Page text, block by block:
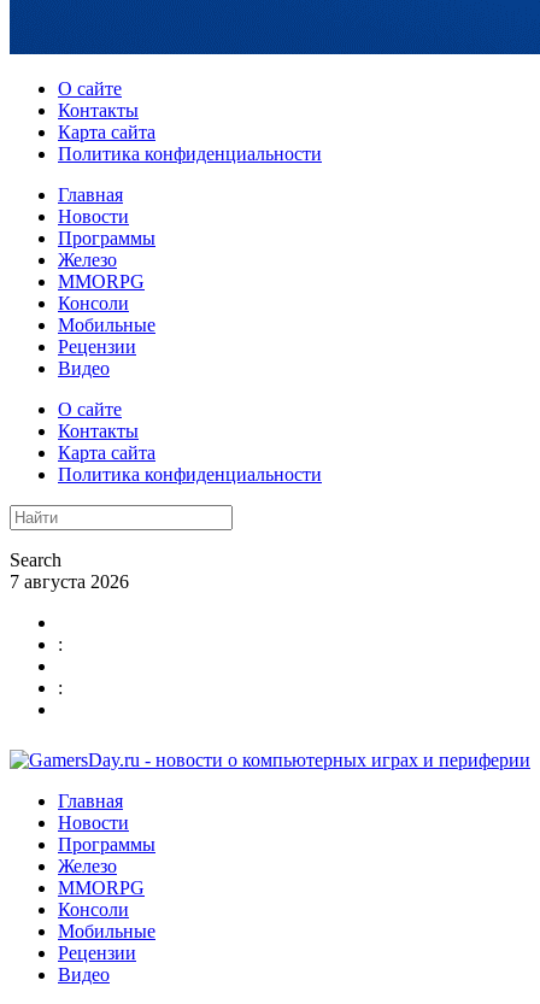
О сайте
Контакты
Карта сайта
Политика конфиденциальности
Главная
Новости
Программы
Железо
MMORPG
Консоли
Мобильные
Рецензии
Видео
О сайте
Контакты
Карта сайта
Политика конфиденциальности
Search
7 августа 2026
:
:
Главная
Новости
Программы
Железо
MMORPG
Консоли
Мобильные
Рецензии
Видео